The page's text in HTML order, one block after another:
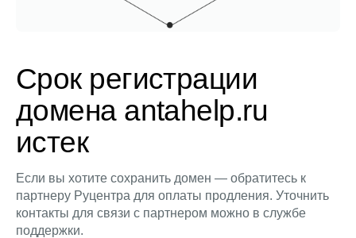
Срок регистрации
домена antahelp.ru
истек
Если вы хотите сохранить домен — обратитесь к
партнеру Руцентра для оплаты продления. Уточнить
контакты для связи с партнером можно в службе
поддержки.